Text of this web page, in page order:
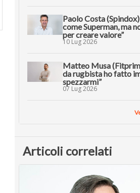
Paolo Costa
come Superman, ma
per creare valore”
10 Lug 2026
Matteo Musa
da rugbista ho fatto
spezzarmi”
07 Lug 2026
Articoli correlati